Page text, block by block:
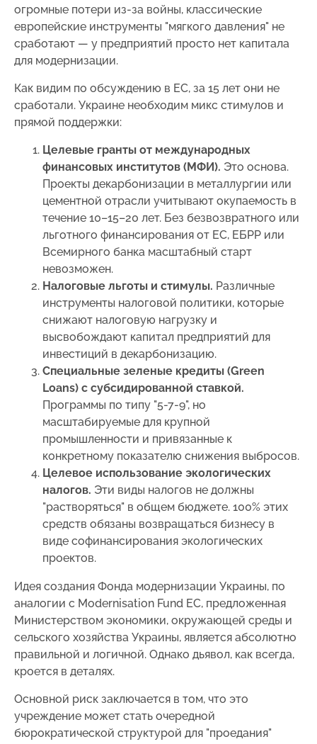
огромные потери из-за войны, классические
европейские инструменты "мягкого давления" не
сработают — у предприятий просто нет капитала
для модернизации.
Как видим по обсуждению в ЕС, за 15 лет они не
сработали. Украине необходим микс стимулов и
прямой поддержки:
Целевые гранты от международных
финансовых институтов (МФИ). Это основа.
Проекты декарбонизации в металлургии или
цементной отрасли учитывают окупаемость в
течение 10–15–20 лет. Без безвозвратного или
льготного финансирования от ЕС, ЕБРР или
Всемирного банка масштабный старт
невозможен.
Налоговые льготы и стимулы. Различные
инструменты налоговой политики, которые
снижают налоговую нагрузку и
высвобождают капитал предприятий для
инвестиций в декарбонизацию.
Специальные зеленые кредиты (Green
Loans) с субсидированной ставкой.
Программы по типу "5-7-9", но
масштабируемые для крупной
промышленности и привязанные к
конкретному показателю снижения выбросов.
Целевое использование экологических
налогов. Эти виды налогов не должны
"растворяться" в общем бюджете. 100% этих
средств обязаны возвращаться бизнесу в
виде софинансирования экологических
проектов.
Идея создания Фонда модернизации Украины, по
аналогии с Modernisation Fund ЕС, предложенная
Министерством экономики, окружающей среды и
сельского хозяйства Украины, является абсолютно
правильной и логичной. Однако дьявол, как всегда,
кроется в деталях.
Основной риск заключается в том, что это
учреждение может стать очередной
бюрократической структурой для "проедания"